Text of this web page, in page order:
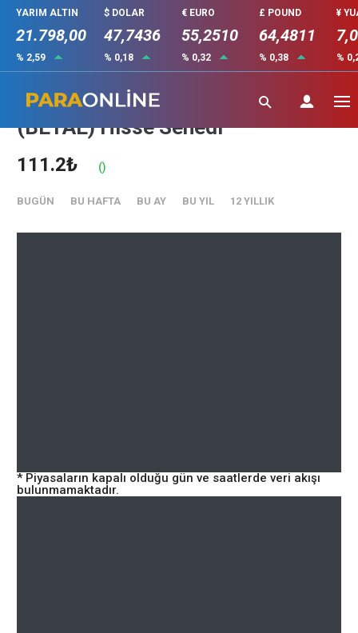
YARIM ALTIN
21.798,00
% 2,59
$ DOLAR
47,7436
% 0,18
€ EURO
55,2510
% 0,32
£ POUND
64,4811
% 0,38
¥
%
BETA ENERJI VE TEKNOLOJI
(BETAE) Hisse Senedi
111.2₺ ()
BUGÜN BU HAFTA BU AY BU YIL 12 YILLIK
* Piyasaların kapalı olduğu gün ve saatlerde veri akışı
bulunmamaktadır.